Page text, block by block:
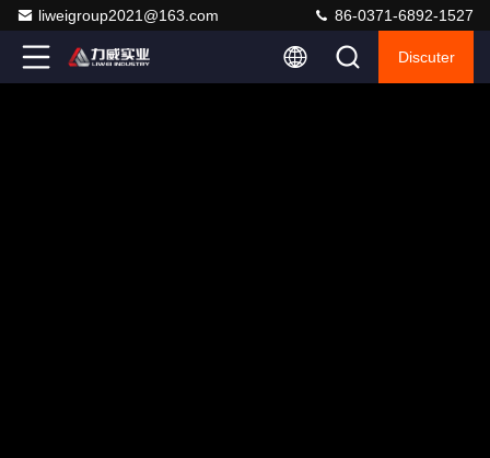
liweigroup2021@163.com 86-0371-6892-1527
Discuter